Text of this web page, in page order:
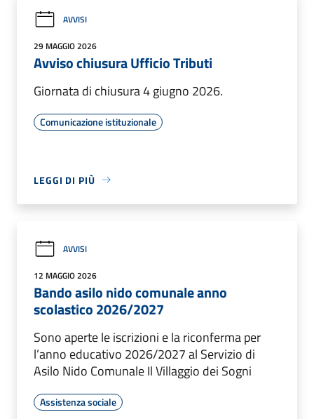
AVVISI
29 MAGGIO 2026
Avviso chiusura Ufficio Tributi
Giornata di chiusura 4 giugno 2026.
Comunicazione istituzionale
LEGGI DI PIÙ
AVVISI
12 MAGGIO 2026
Bando asilo nido comunale anno
scolastico 2026/2027
Sono aperte le iscrizioni e la riconferma per
l’anno educativo 2026/2027 al Servizio di
Asilo Nido Comunale Il Villaggio dei Sogni
Assistenza sociale